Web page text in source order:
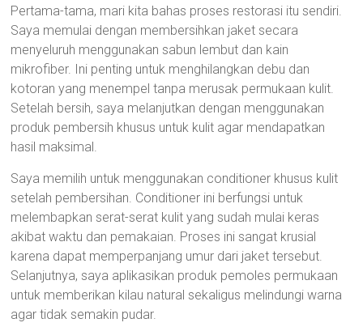
Pertama-tama, mari kita bahas proses restorasi itu sendiri.
Saya memulai dengan membersihkan jaket secara
menyeluruh menggunakan sabun lembut dan kain
mikrofiber. Ini penting untuk menghilangkan debu dan
kotoran yang menempel tanpa merusak permukaan kulit.
Setelah bersih, saya melanjutkan dengan menggunakan
produk pembersih khusus untuk kulit agar mendapatkan
hasil maksimal.
Saya memilih untuk menggunakan conditioner khusus kulit
setelah pembersihan. Conditioner ini berfungsi untuk
melembapkan serat-serat kulit yang sudah mulai keras
akibat waktu dan pemakaian. Proses ini sangat krusial
karena dapat memperpanjang umur dari jaket tersebut.
Selanjutnya, saya aplikasikan produk pemoles permukaan
untuk memberikan kilau natural sekaligus melindungi warna
agar tidak semakin pudar.